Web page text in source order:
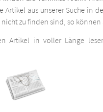
Artikel aus unserer Suche in
nicht zu finden sind, so
Artikel in voller Länge